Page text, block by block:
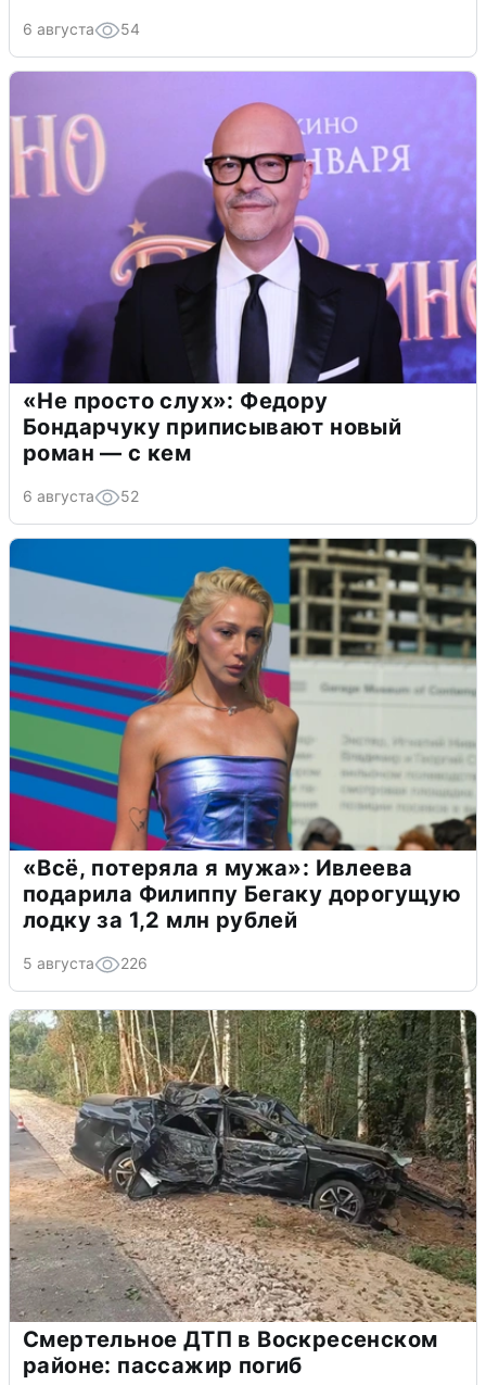
6 августа 54
«Не просто слух»: Федору
Бондарчуку приписывают новый
роман — с кем
6 августа 52
«Всё, потеряла я мужа»: Ивлеева
подарила Филиппу Бегаку дорогущую
лодку за 1,2 млн рублей
5 августа 226
Смертельное ДТП в Воскресенском
районе: пассажир погиб